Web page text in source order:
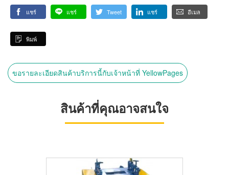
แชร์ แชร์ Tweet แชร์ อีเมล
พิมพ์
ขอรายละเอียดสินค้าบริการนี้กับเจ้าหน้าที่ YellowPages
สินค้าที่คุณอาจสนใจ